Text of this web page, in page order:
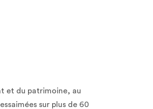
et du patrimoine, au
sur plus de 60